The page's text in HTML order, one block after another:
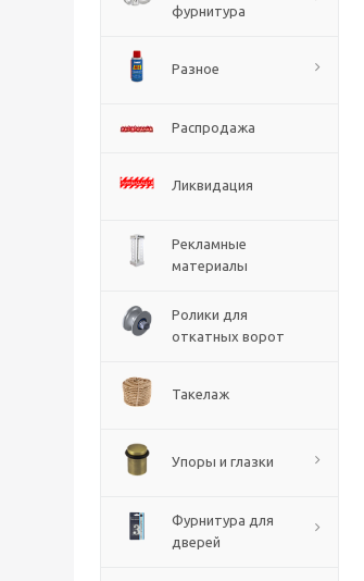
фурнитура
Разное
Распродажа
Ликвидация
Рекламные
материалы
Ролики для
откатных ворот
Такелаж
Упоры и глазки
Фурнитура для
дверей